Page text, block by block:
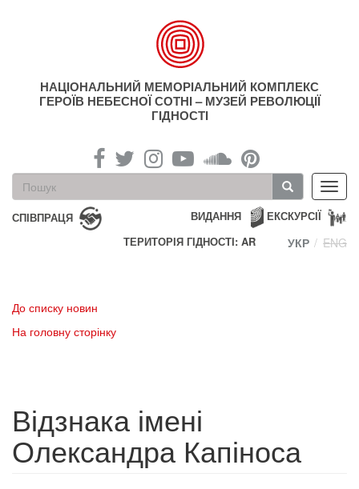
НАЦІОНАЛЬНИЙ МЕМОРІАЛЬНИЙ КОМПЛЕКС
ГЕРОЇВ НЕБЕСНОЇ СОТНІ – МУЗЕЙ РЕВОЛЮЦІЇ
ГІДНОСТІ
Пошукова
форма
Пошук
СПІВПРАЦЯ ЕКСКУРСІЇ
ВИДАННЯ
ТЕРИТОРІЯ ГІДНОСТІ: AR
УКР ENG
До списку новин
На головну сторінку
Відзнака імені
Олександра Капіноса